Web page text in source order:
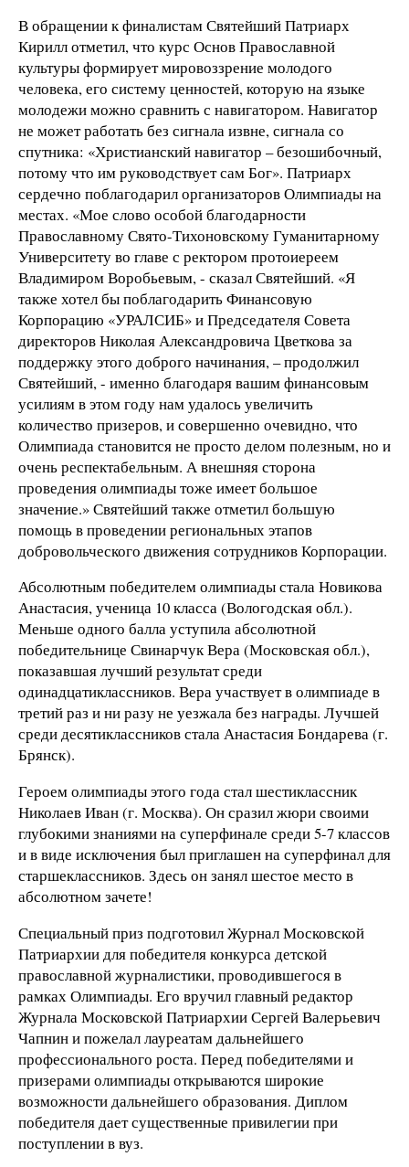
В обращении к финалистам Святейший Патриарх
Кирилл отметил, что курс Основ Православной
культуры формирует мировоззрение молодого
человека, его систему ценностей, которую на языке
молодежи можно сравнить с навигатором. Навигатор
не может работать без сигнала извне, сигнала со
спутника: «Христианский навигатор – безошибочный,
потому что им руководствует сам Бог». Патриарх
сердечно поблагодарил организаторов Олимпиады на
местах. «Мое слово особой благодарности
Православному Свято-Тихоновскому Гуманитарному
Университету во главе с ректором протоиереем
Владимиром Воробьевым, - сказал Святейший. «Я
также хотел бы поблагодарить Финансовую
Корпорацию «УРАЛСИБ» и Председателя Совета
директоров Николая Александровича Цветкова за
поддержку этого доброго начинания, – продолжил
Святейший, - именно благодаря вашим финансовым
усилиям в этом году нам удалось увеличить
количество призеров, и совершенно очевидно, что
Олимпиада становится не просто делом полезным, но и
очень респектабельным. А внешняя сторона
проведения олимпиады тоже имеет большое
значение.» Святейший также отметил большую
помощь в проведении региональных этапов
добровольческого движения сотрудников Корпорации.
Абсолютным победителем олимпиады стала Новикова
Анастасия, ученица 10 класса (Вологодская обл.).
Меньше одного балла уступила абсолютной
победительнице Свинарчук Вера (Московская обл.),
показавшая лучший результат среди
одинадцатиклассников. Вера участвует в олимпиаде в
третий раз и ни разу не уезжала без награды. Лучшей
среди десятиклассников стала Анастасия Бондарева (г.
Брянск).
Героем олимпиады этого года стал шестиклассник
Николаев Иван (г. Москва). Он сразил жюри своими
глубокими знаниями на суперфинале среди 5-7 классов
и в виде исключения был приглашен на суперфинал для
старшеклассников. Здесь он занял шестое место в
абсолютном зачете!
Специальный приз подготовил Журнал Московской
Патриархии для победителя конкурса детской
православной журналистики, проводившегося в
рамках Олимпиады. Его вручил главный редактор
Журнала Московской Патриархии Сергей Валерьевич
Чапнин и пожелал лауреатам дальнейшего
профессионального роста. Перед победителями и
призерами олимпиады открываются широкие
возможности дальнейшего образования. Диплом
победителя дает существенные привилегии при
поступлении в вуз.